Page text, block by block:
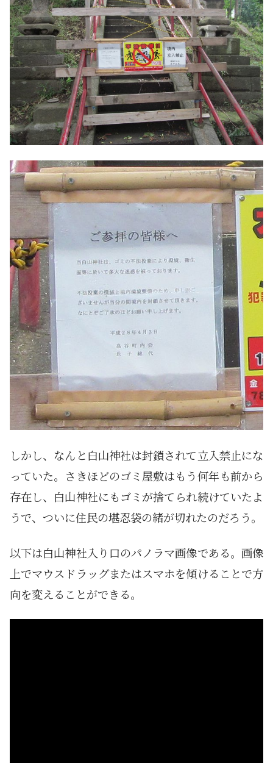
しかし、なんと白山神社は封鎖されて立入禁止にな
っていた。さきほどのゴミ屋敷はもう何年も前から
存在し、白山神社にもゴミが捨てられ続けていたよ
うで、ついに住民の堪忍袋の緒が切れたのだろう。
以下は白山神社入り口のパノラマ画像である。画像
上でマウスドラッグまたはスマホを傾けることで方
向を変えることができる。